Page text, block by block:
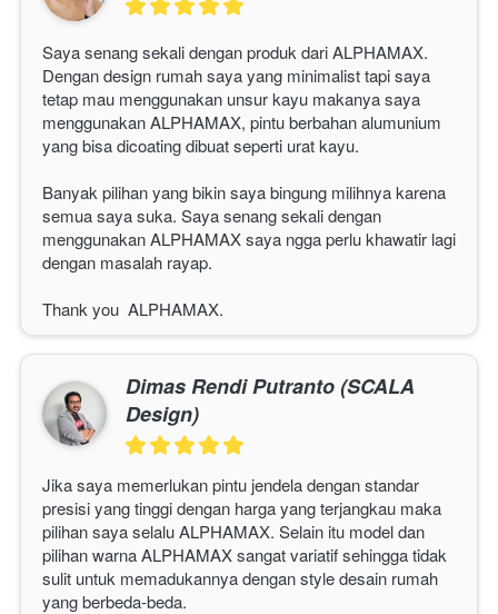
Saya senang sekali dengan produk dari ALPHAMAX.
Dengan design rumah saya yang minimalist tapi saya
tetap mau menggunakan unsur kayu makanya saya
menggunakan ALPHAMAX, pintu berbahan alumunium
yang bisa dicoating dibuat seperti urat kayu.
Banyak pilihan yang bikin saya bingung milihnya karena
semua saya suka. Saya senang sekali dengan
menggunakan ALPHAMAX saya ngga perlu khawatir lagi
dengan masalah rayap.
Thank you ALPHAMAX.
Dimas Rendi Putranto (SCALA
Design)
Jika saya memerlukan pintu jendela dengan standar
presisi yang tinggi dengan harga yang terjangkau maka
pilihan saya selalu ALPHAMAX. Selain itu model dan
pilihan warna ALPHAMAX sangat variatif sehingga tidak
sulit untuk memadukannya dengan style desain rumah
yang berbeda-beda.